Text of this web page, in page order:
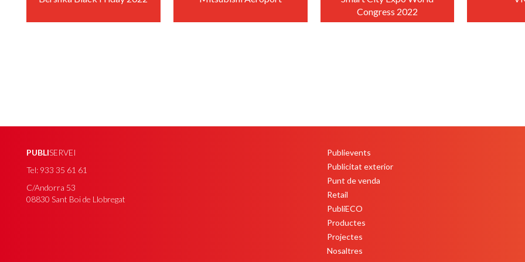
Congress 2022
PUBLISERVEI
Tel: 933 35 61 61
C/Andorra 53
08830 Sant Boi de Llobregat
PEU
Publievents
Publicitat exterior
Punt de venda
Retail
PubliECO
Productes
Projectes
Nosaltres